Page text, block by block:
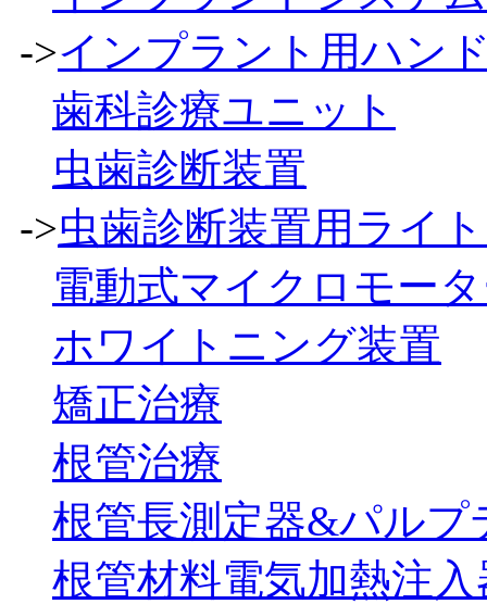
->インプラント用ハン
歯科診療ユニット
虫歯診断装置
->虫歯診断装置用ライ
電動式マイクロモー
ホワイトニング装置
矯正治療
根管治療
根管長測定器&パルプ
根管材料電気加熱注入